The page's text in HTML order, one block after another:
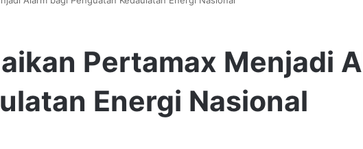
Pertamax Menjadi
Energi Nasional